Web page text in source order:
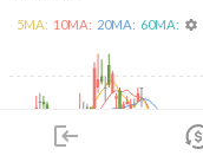
login
市場
5MA: 10MA: 20MA: 60MA: settings